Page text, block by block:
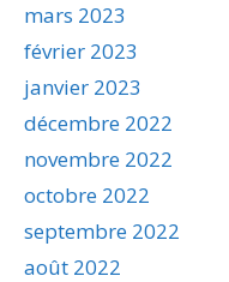
mars 2023
février 2023
janvier 2023
décembre 2022
novembre 2022
octobre 2022
septembre 2022
août 2022